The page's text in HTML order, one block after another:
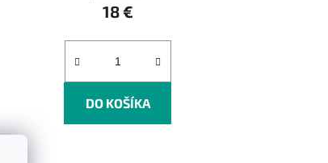
18 €
DO KOŠÍKA